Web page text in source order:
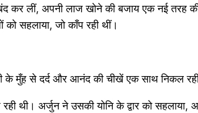
कर लीं, अपनी लाज खोने की बजाय एक नई तरह
सहलाया, जो काँप रही थीं।
के मुँह से दर्द और आनंद की चीखें एक साथ निकल
थी। अर्जुन ने उसकी योनि के द्वार को सहलाया,